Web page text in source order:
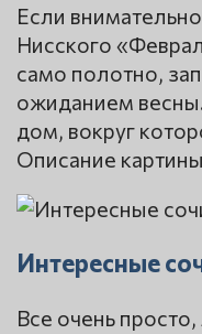
Если
Нисского
само полотно,
ожиданием
дом, вокруг
Описание
Интересные
Все очень